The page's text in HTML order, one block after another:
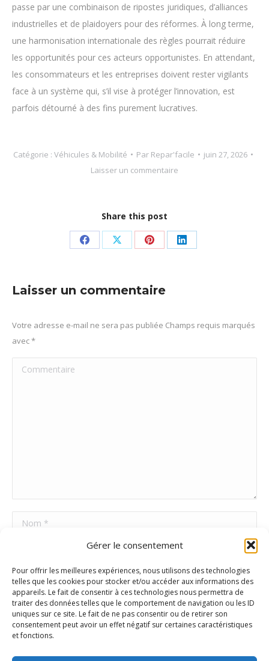
Gérer le consentement
Pour offrir les meilleures expériences, nous utilisons des technologies
telles que les cookies pour stocker et/ou accéder aux informations des
appareils. Le fait de consentir à ces technologies nous permettra de
traiter des données telles que le comportement de navigation ou les ID
uniques sur ce site. Le fait de ne pas consentir ou de retirer son
consentement peut avoir un effet négatif sur certaines caractéristiques
et fonctions.
passe par une combinaison de ripostes juridiques, d’alliances
industrielles et de plaidoyers pour des réformes. À long terme,
une harmonisation internationale des règles pourrait réduire
les opportunités pour ces acteurs opportunistes. En attendant,
les consommateurs et les entreprises doivent rester vigilants
face à un système qui, s’il vise à protéger l’innovation, est
parfois détourné à des fins purement lucratives.
Catégorie : Véhicules & Mobilité Par Repar'facile
juin 27, 2026
Laisser un commentaire
Share this post
PartagerPartagerPartager
Pinterest
Partager
Laisser un commentaire
Votre adresse e-mail ne sera pas publiée Champs requis marqués
avec*
Commentaire
Nom *
Site Web
Poster commentaire